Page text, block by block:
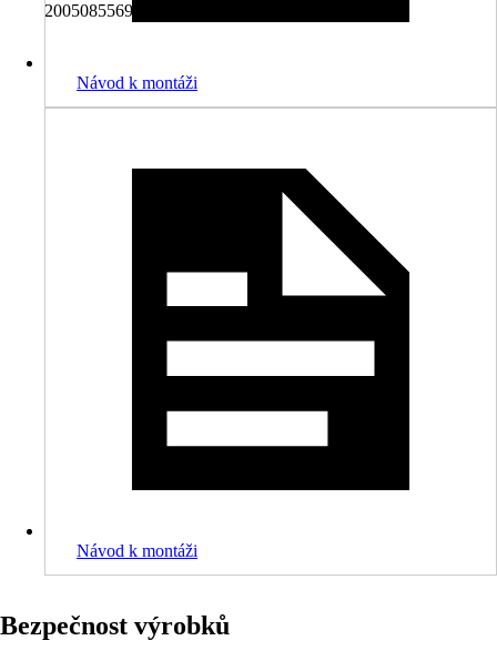
2005085569006, 5702326005404
Návod k montáži
Návod k montáži
Bezpečnost výrobků